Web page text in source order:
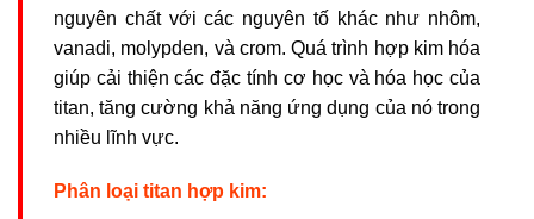
nguyên chất với các nguyên tố khác như nhôm,
vanadi, molypden, và crom. Quá trình hợp kim hóa
giúp cải thiện các đặc tính cơ học và hóa học của
titan, tăng cường khả năng ứng dụng của nó trong
nhiều lĩnh vực.
Phân loại titan hợp kim: